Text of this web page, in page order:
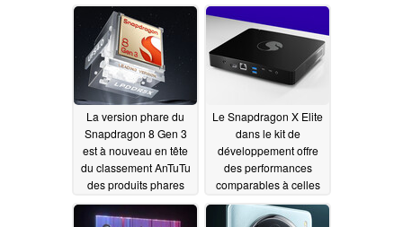
La version phare du
Snapdragon 8 Gen 3
est à nouveau en tête
du classement AnTuTu
des produits phares
10/01/2024
Le Snapdragon X Elite
dans le kit de
développement offre
des performances
comparables à celles
du Apple M3 Pro sur
Geekbench09/30/2024